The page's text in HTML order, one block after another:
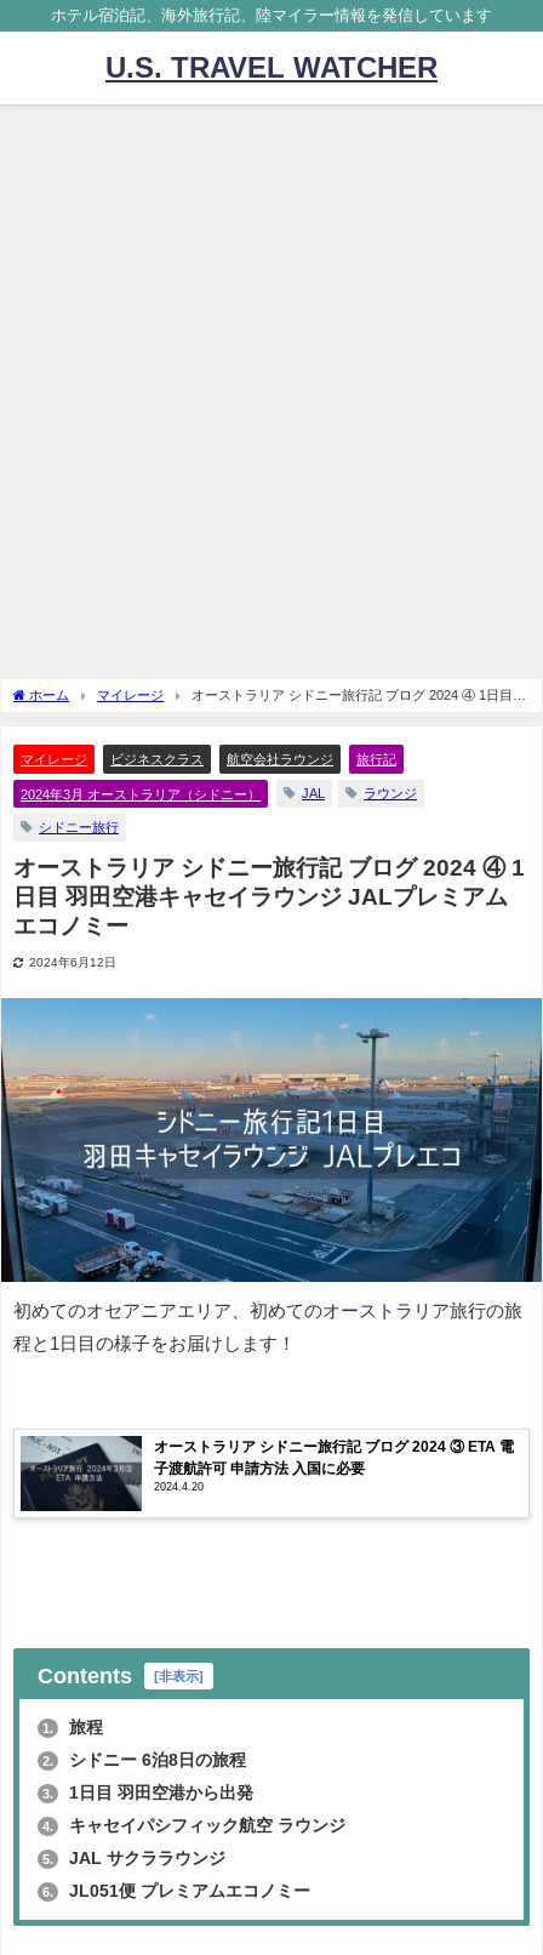
ホテル宿泊記、海外旅行記、陸マイラー情報を発信しています
U.S. TRAVEL WATCHER
ホーム マイレージ
オーストラリア シドニー旅行記 ブログ 2024 ④ 1日目
マイレージ ビジネスクラス 航空会社ラウンジ 旅行記
2024年3月 オーストラリア（シドニー） JAL ラウンジ
シドニー旅行
オーストラリア シドニー旅行記 ブログ 2024 ④ 1
日目 羽田空港キャセイラウンジ JALプレミアム
エコノミー
2024年6月12日
初めてのオセアニアエリア、初めてのオーストラリア旅行の旅
程と1日目の様子をお届けします！
オーストラリア シドニー旅行記 ブログ 2024 ③ ETA 電
子渡航許可 申請方法 入国に必要
2024.4.20
Contents [非表示]
1. 旅程
2. シドニー 6泊8日の旅程
3. 1日目 羽田空港から出発
4. キャセイパシフィック航空 ラウンジ
5. JAL サクララウンジ
6. JL051便 プレミアムエコノミー